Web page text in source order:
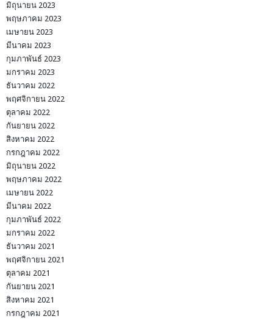
มิถุนายน 2023
พฤษภาคม 2023
เมษายน 2023
มีนาคม 2023
กุมภาพันธ์ 2023
มกราคม 2023
ธันวาคม 2022
พฤศจิกายน 2022
ตุลาคม 2022
กันยายน 2022
สิงหาคม 2022
กรกฎาคม 2022
มิถุนายน 2022
พฤษภาคม 2022
เมษายน 2022
มีนาคม 2022
กุมภาพันธ์ 2022
มกราคม 2022
ธันวาคม 2021
พฤศจิกายน 2021
ตุลาคม 2021
กันยายน 2021
สิงหาคม 2021
กรกฎาคม 2021